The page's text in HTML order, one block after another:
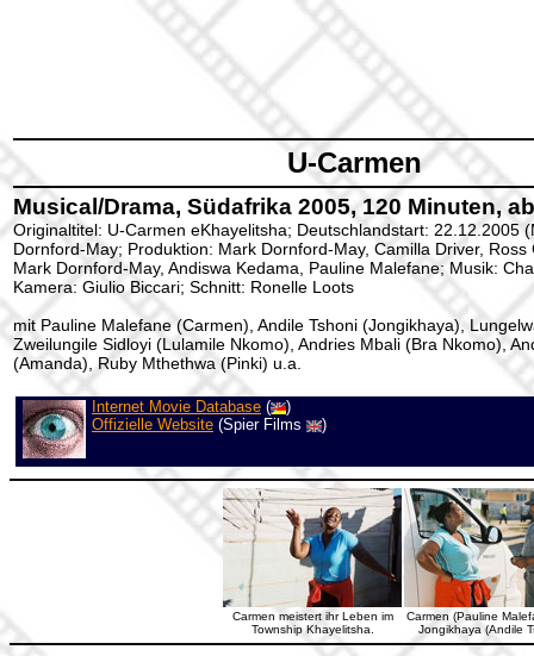
U-Carmen
Musical/Drama, Südafrika 2005, 120 Minuten,
Originaltitel: U-Carmen eKhayelitsha; Deutschlandstart: 22.12.2005
Dornford-May; Produktion: Mark Dornford-May, Camilla Driver,
Mark Dornford-May, Andiswa Kedama, Pauline Malefane; Musik:
Kamera: Giulio Biccari; Schnitt: Ronelle Loots
mit Pauline Malefane (Carmen), Andile Tshoni (Jongikhaya),
Zweilungile Sidloyi (Lulamile Nkomo), Andries Mbali (Bra Nkomo),
(Amanda), Ruby Mthethwa (Pinki) u.a.
Internet Movie Database (
)
Offizielle Website (Spier Films )
Carmen meistert ihr Leben im
Township Khayelitsha.
Carmen (Pauline
Jongikhaya (Andile